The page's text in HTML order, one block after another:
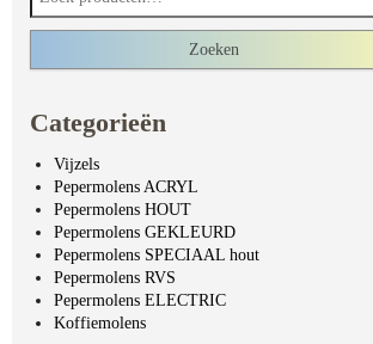
Zoeken
Categorieën
Vijzels
Pepermolens ACRYL
Pepermolens HOUT
Pepermolens GEKLEURD
Pepermolens SPECIAAL hout
Pepermolens RVS
Pepermolens ELECTRIC
Koffiemolens